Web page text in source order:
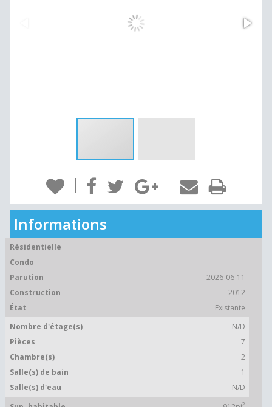
Informations
Résidentielle
Condo
Parution
2026-06-11
Construction
2012
État
Existante
Nombre d'étage(s)
N/D
Pièces
7
Chambre(s)
2
Salle(s) de bain
1
Salle(s) d'eau
N/D
2